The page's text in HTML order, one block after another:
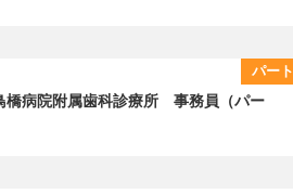
パート
橋病院附属歯科診療所 事務員（パー